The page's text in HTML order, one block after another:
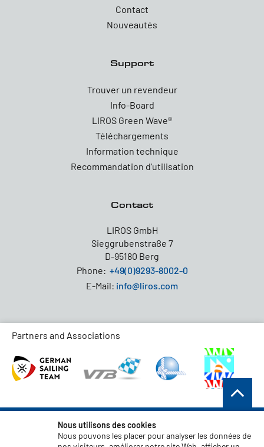
Contact
Nouveautés
Support
Trouver un revendeur
Info-Board
LIROS Green Wave®
Téléchargements
Information technique
Recommandation d'utilisation
Contact
LIROS GmbH
Sieggrubenstraße 7
D-95180 Berg
Phone: +49(0)9293-8002-0
E-Mail: info@liros.com
Partners and Associations
Conditions générales de vente
Protection des données
Nous utilisons des cookies
Nous pouvons les placer pour analyser les données de